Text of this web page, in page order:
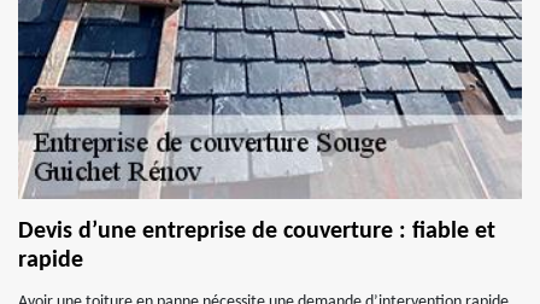
Devis d’une entreprise de couverture : fiable et
rapide